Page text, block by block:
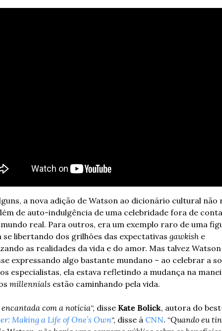
a nova adição de Watson ao dicionário cultural não
de auto-indulgência de uma celebridade fora de
real. Para outros, era um exemplo raro de uma
se libertando dos grilhões das expectativas gawkish e
as realidades da vida e do amor. Mas talvez Watson
expressando algo bastante mundano – ao celebrar a
especialistas, ela estava refletindo a mudança na
millennials estão caminhando pela vida.
com a notícia“, disse Kate Bolick, autora do
Making a Life of One’s Own“, disse à CNN. “Quando eu